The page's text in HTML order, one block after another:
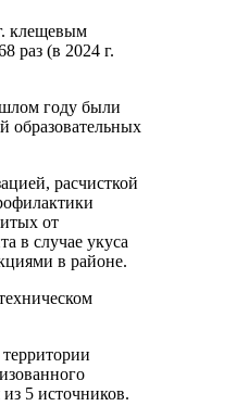
клещевым
раз (в 2024 г.
году были
образовательных
расчисткой
от
в случае укуса
в районе.
5 источников.